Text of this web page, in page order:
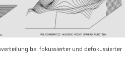
bei fokussierter und defokussierter